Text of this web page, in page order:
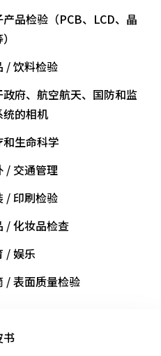
产品检验（PCB、LCD、晶
/ 饮料检验
政府、航空航天、国防和监
统的相机
和生命科学
/ 交通管理
/ 印刷检验
/ 化妆品检查
/ 娱乐
/ 表面质量检验
书
列
多光谱面阵扫描相机，具
专业成像应用的独特功
FS/FSFE开始：
列
列
高性价比。 用于下一代机
统的CMOS区域扫描相